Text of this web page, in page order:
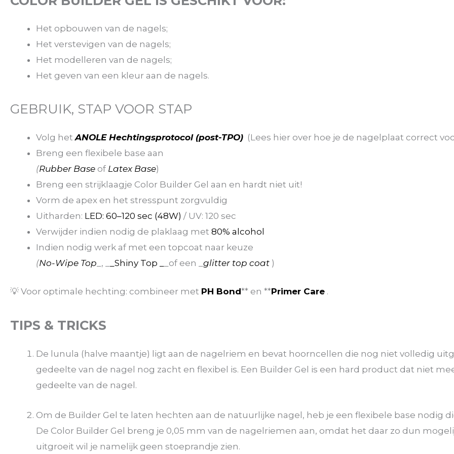
Het opbouwen van de nagels;
Het verstevigen van de nagels;
Het modelleren van de nagels;
Het geven van een kleur aan de nagels.
GEBRUIK, STAP VOOR STAP
Volg hetANOLE Hechtingsprotocol (post-TPO) (Lees hier over hoe je de nagelplaat correct
Breng een flexibele base aan
(Rubber Base of Latex Base)
Breng een strijklaagje Color Builder Gel aan en hardt niet uit!
Vorm de apex en het stresspunt zorgvuldig
Uitharden: LED: 60–120 sec (48W) / UV: 120 sec
Verwijder indien nodig de plaklaag met 80% alcohol
Indien nodig werk af met een topcoat naar keuze
(No-Wipe Top _, _ _Shiny Top _ _of een _ glitter top coat )
💡 Voor optimale hechting: combineer met PH Bond** en **Primer Care .
TIPS & TRICKS
De lunula (halve maantje) ligt aan de nagelriem en bevat hoorncellen die nog niet volledig
gedeelte van de nagel nog zacht en flexibel is. Een Builder Gel is een hard product dat niet
gedeelte van de nagel.
Om de Builder Gel te laten hechten aan de natuurlijke nagel, heb je een flexibele base nodig
De Color Builder Gel breng je 0,05 mm van de nagelriemen aan, omdat het daar zo dun
uitgroeit wil je namelijk geen stoeprandje zien.